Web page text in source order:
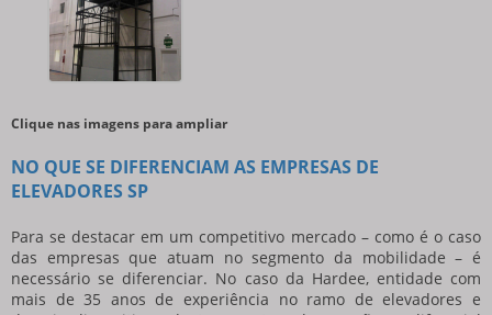
Clique nas imagens para ampliar
NO QUE SE DIFERENCIAM AS EMPRESAS DE
ELEVADORES SP
Para se destacar em um competitivo mercado – como é o caso
das empresas que atuam no segmento da mobilidade – é
necessário se diferenciar. No caso da Hardee, entidade com
mais de 35 anos de experiência no ramo de elevadores e